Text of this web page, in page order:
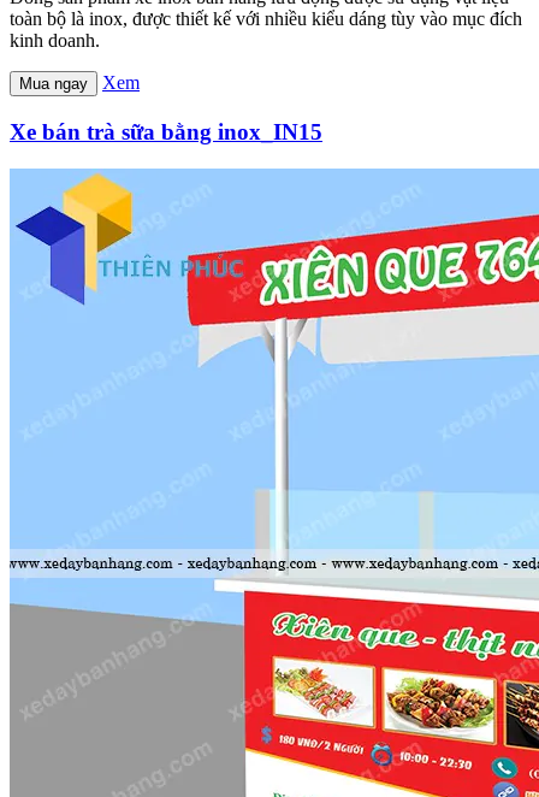
toàn bộ là inox, được thiết kế với nhiều kiểu dáng tùy vào mục đích
kinh doanh.
Mua ngay Xem
Xe bán trà sữa bằng inox_IN15